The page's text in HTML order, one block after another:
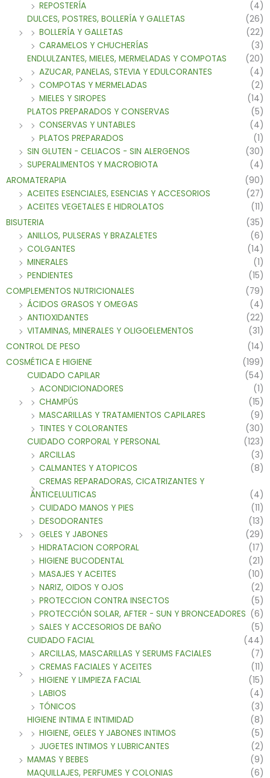
REPOSTERÍA
(4)
DULCES, POSTRES, BOLLERÍA Y GALLETAS
(26)
BOLLERÍA Y GALLETAS
(22)
CARAMELOS Y CHUCHERÍAS
(3)
ENDLULZANTES, MIELES, MERMELADAS Y COMPOTAS
(20)
AZUCAR, PANELAS, STEVIA Y EDULCORANTES
(4)
COMPOTAS Y MERMELADAS
(2)
MIELES Y SIROPES
(14)
PLATOS PREPARADOS Y CONSERVAS
(5)
CONSERVAS Y UNTABLES
(4)
PLATOS PREPARADOS
(1)
SIN GLUTEN - CELIACOS - SIN ALERGENOS
(30)
SUPERALIMENTOS Y MACROBIOTA
(4)
AROMATERAPIA
(90)
ACEITES ESENCIALES, ESENCIAS Y ACCESORIOS
(27)
ACEITES VEGETALES E HIDROLATOS
(11)
BISUTERIA
(35)
ANILLOS, PULSERAS Y BRAZALETES
(6)
COLGANTES
(14)
MINERALES
(1)
PENDIENTES
(15)
COMPLEMENTOS NUTRICIONALES
(79)
ÁCIDOS GRASOS Y OMEGAS
(4)
ANTIOXIDANTES
(22)
VITAMINAS, MINERALES Y OLIGOELEMENTOS
(31)
CONTROL DE PESO
(14)
COSMÉTICA E HIGIENE
(199)
CUIDADO CAPILAR
(54)
ACONDICIONADORES
(1)
CHAMPÚS
(15)
MASCARILLAS Y TRATAMIENTOS CAPILARES
(9)
TINTES Y COLORANTES
(30)
CUIDADO CORPORAL Y PERSONAL
(123)
ARCILLAS
(3)
CALMANTES Y ATOPICOS
(8)
CREMAS REPARADORAS, CICATRIZANTES Y
ANTICELULITICAS
(4)
CUIDADO MANOS Y PIES
(11)
DESODORANTES
(13)
GELES Y JABONES
(29)
HIDRATACION CORPORAL
(17)
HIGIENE BUCODENTAL
(21)
MASAJES Y ACEITES
(10)
NARIZ, OIDOS Y OJOS
(2)
PROTECCION CONTRA INSECTOS
(5)
PROTECCIÓN SOLAR, AFTER - SUN Y BRONCEADORES (6)
SALES Y ACCESORIOS DE BAÑO
(5)
CUIDADO FACIAL
(44)
ARCILLAS, MASCARILLAS Y SERUMS FACIALES
(7)
CREMAS FACIALES Y ACEITES
(11)
HIGIENE Y LIMPIEZA FACIAL
(15)
LABIOS
(4)
TÓNICOS
(3)
HIGIENE INTIMA E INTIMIDAD
(8)
HIGIENE, GELES Y JABONES INTIMOS
(5)
JUGETES INTIMOS Y LUBRICANTES
(2)
MAMAS Y BEBES
(9)
MAQUILLAJES, PERFUMES Y COLONIAS
(6)